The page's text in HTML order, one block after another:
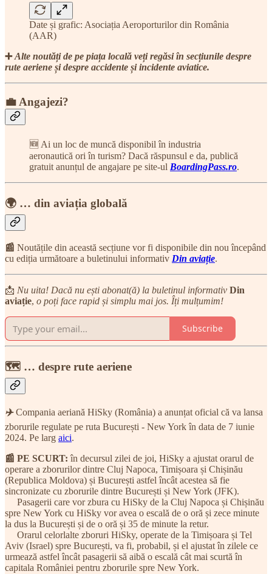
Date și grafic: Asociația Aeroporturilor din România
(AAR)
➕Alte noutăți de pe piața locală veți regăsi în secțiunile despre
rute aeriene și despre accidente și incidente aviatice.
💼 Angajezi?
🆕 Ai un loc de muncă disponibil în industria
aeronautică ori în turism? Dacă răspunsul e da, publică
gratuit anunțul de angajare pe site-ul BoardingPass.ro.
🌍 … din aviația globală
📰 Noutățile din această secțiune vor fi disponibile din nou începând
cu ediția următoare a buletinului informativ Din aviație.
📩 Nu uita! Dacă nu ești abonat(ă) la buletinul informativ Din
aviație, o poți face rapid și simplu mai jos. Îți mulțumim!
Subscribe
🗺 … despre rute aeriene
✈️Compania aeriană HiSky (România) a anunțat oficial că va lansa
zborurile regulate pe ruta București - New York în data de 7 iunie
2024. Pe larg aici.
📰 PE SCURT: în decursul zilei de joi, HiSky a ajustat orarul de
operare a zborurilor dintre Cluj Napoca, Timișoara și Chișinău
(Republica Moldova) și București astfel încât acestea să fie
sincronizate cu zborurile dintre București și New York (JFK).
Pasagerii care vor zbura cu HiSky de la Cluj Napoca și Chișinău
spre New York cu HiSky vor avea o escală de o oră și zece minute
la dus la București și de o oră și 35 de minute la retur.
Orarul celorlalte zboruri HiSky, operate de la Timișoara și Tel
Aviv (Israel) spre București, va fi, probabil, și el ajustat în zilele ce
urmează astfel încât pasagerii să aibă o escală cât mai scurtă în
capitala României pentru zborurile spre New York.